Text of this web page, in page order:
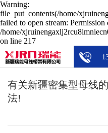
Warning:
file_put_contents(/home/
failed to open stream: Permission
/home/
on line 217
有关新疆密集型母线
法!